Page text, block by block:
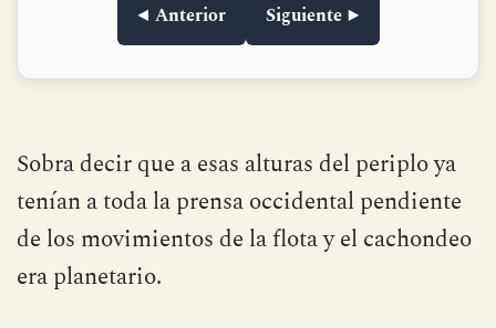
◀ Anterior Siguiente ▶
Sobra decir que a esas alturas del periplo ya
tenían a toda la prensa occidental pendiente
de los movimientos de la flota y el cachondeo
era planetario.